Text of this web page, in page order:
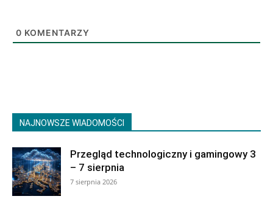
0 KOMENTARZY
NAJNOWSZE WIADOMOŚCI
Przegląd technologiczny i gamingowy 3
– 7 sierpnia
7 sierpnia 2026